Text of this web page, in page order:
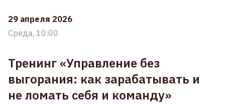
29 апреля 2026
Среда, 10:00
Тренинг «Управление без
выгорания: как зарабатывать и
не ломать себя и команду»